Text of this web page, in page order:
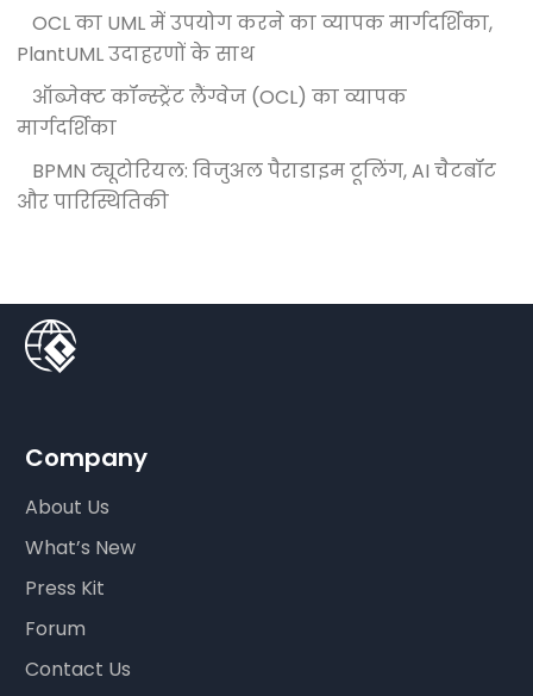
OCL का UML में उपयोग करने का व्यापक मार्गदर्शिका,
PlantUML उदाहरणों के साथ
ऑब्जेक्ट कॉन्स्ट्रेंट लैंग्वेज (OCL) का व्यापक
मार्गदर्शिका
BPMN ट्यूटोरियल: विजुअल पैराडाइम टूलिंग, AI चैटबॉट
और पारिस्थितिकी
Company
About Us
What’s New
Press Kit
Forum
Contact Us